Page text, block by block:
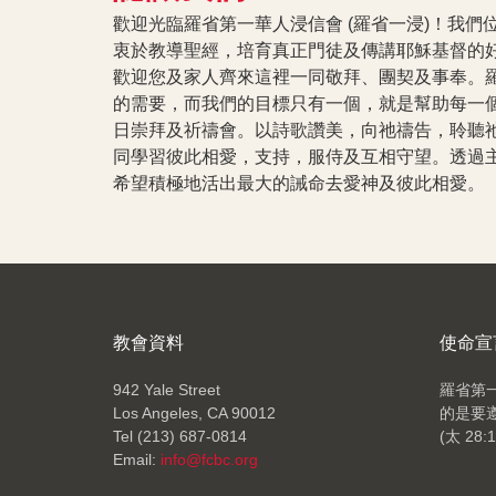
歡迎光臨羅省第一華人浸信會 (羅省一浸)！我們
衷於教導聖經，培育真正門徒及傳講耶穌基督
歡迎您及家人齊來這裡一同敬拜、團契及事奉
的需要，而我們的目標只有一個，就是幫助每
日崇拜及祈禱會。以詩歌讚美，向祂禱告，聆
同學習彼此相愛，支持，服侍及互相守望。透
希望積極地活出最大的誡命去愛神及彼此相愛。
教會資料
942 Yale Street
Los Angeles, CA 90012
Tel (213) 687-0814
Email: info@fcbc.org
使命宣
羅省第
的是要
(太